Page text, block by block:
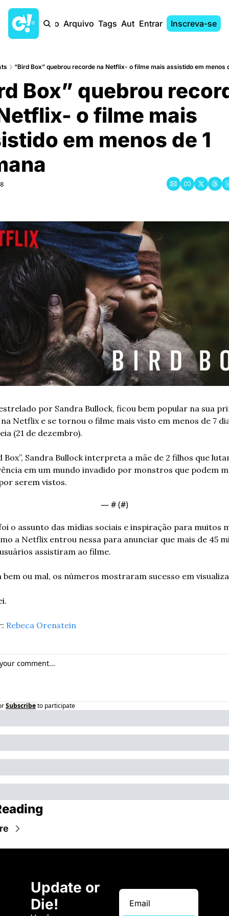
Início Arquivo Tags AutoresEntrar Inscreva-se
“Bird Box” quebrou recorde na Netflix- o filme mais assistido em menos
Box” quebrou
o filme mais
em menos de 1
por Sandra Bullock, ficou bem popular na sua
Netflix e se tornou o filme mais visto em menos de 7
(21 de dezembro).
Box”, Sandra Bullock interpreta a mãe de 2 filhos que
em um mundo invadido por monstros que podem
serem vistos.
— # (#)
o assunto das mídias sociais e inspiração para muitos
a Netflix entrou nessa para anunciar que mais de 45
assistiram ao filme.
bem ou mal, os números mostraram sucesso em
Rebeca Orenstein
Subscribeto participate
Update or
Die!